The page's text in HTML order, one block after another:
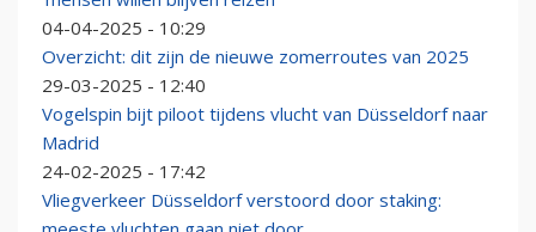
04-04-2025 - 10:29
Overzicht: dit zijn de nieuwe zomerroutes van 2025
29-03-2025 - 12:40
Vogelspin bijt piloot tijdens vlucht van Düsseldorf naar
Madrid
24-02-2025 - 17:42
Vliegverkeer Düsseldorf verstoord door staking: